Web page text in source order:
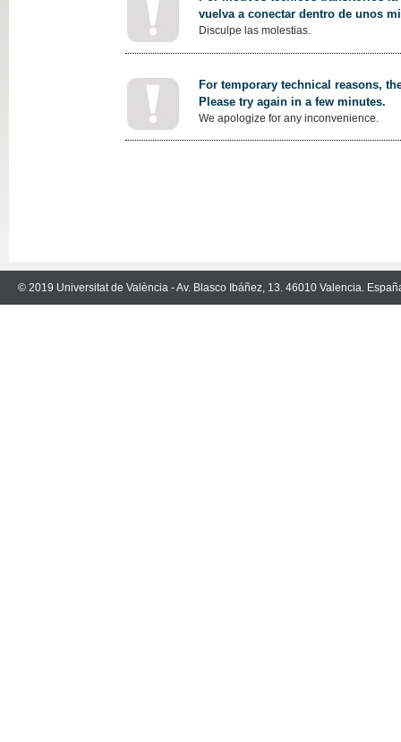
vuelva a conectar dentro de unos
Disculpe las molestias.
For temporary technical reasons,
Please try again in a few minutes.
We apologize for any inconvenience.
© 2019 Universitat de València - Av. Blasco Ibáñez, 13. 46010 Valencia.